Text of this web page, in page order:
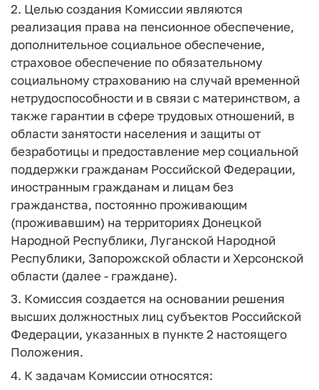
2. Целью создания Комиссии являются
реализация права на пенсионное обеспечение,
дополнительное социальное обеспечение,
страховое обеспечение по обязательному
социальному страхованию на случай временной
нетрудоспособности и в связи с материнством, а
также гарантии в сфере трудовых отношений, в
области занятости населения и защиты от
безработицы и предоставление мер социальной
поддержки гражданам Российской Федерации,
иностранным гражданам и лицам без
гражданства, постоянно проживающим
(проживавшим) на территориях Донецкой
Народной Республики, Луганской Народной
Республики, Запорожской области и Херсонской
области (далее - граждане).
3. Комиссия создается на основании решения
высших должностных лиц субъектов Российской
Федерации, указанных в пункте 2 настоящего
Положения.
4. К задачам Комиссии относятся: